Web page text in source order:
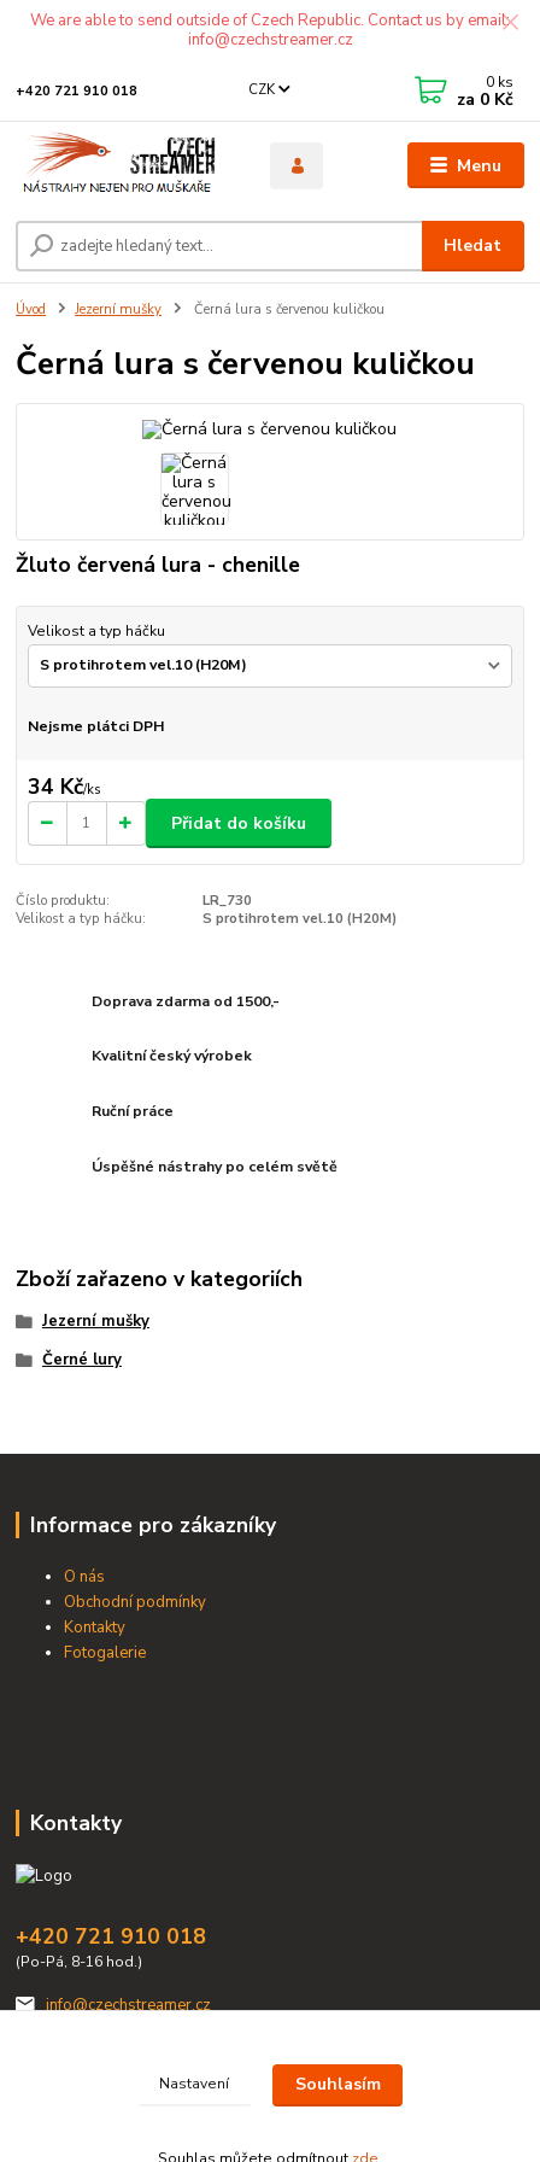
We are able to send outside of Czech Republic. Contact us by email:
info@czechstreamer.cz
Menu
CZK
Hledat
+420 721 910 018 0 ks
za 0 Kč
Úvod Jezerní mušky Černá lura s červenou kuličkou
Černá lura s červenou kuličkou
Žluto červená lura - chenille
Velikost a typ háčku
Nejsme plátci DPH
34 Kč/ks
Přidat do košíku
Číslo produktu:
LR_730
Velikost a typ háčku:
S protihrotem vel.10 (H20M)
Doprava zdarma od 1500,-
Kvalitní český výrobek
Ruční práce
Úspěšné nástrahy po celém světě
Zboží zařazeno v kategoriích
Jezerní mušky
Černé lury
Informace pro zákazníky
O nás
Obchodní podmínky
Kontakty
Fotogalerie
Kontakty
+420 721 910 018
(Po-Pá, 8-16 hod.)
info@czechstreamer.cz
Nastavení Souhlasím